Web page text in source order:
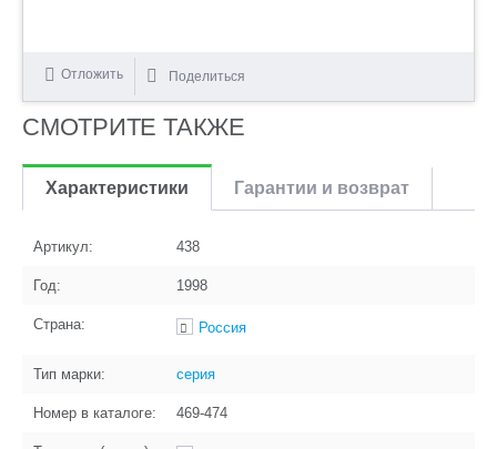
Отложить Поделиться
СМОТРИТЕ ТАКЖЕ
Характеристики Гарантии и возврат
Артикул: 438
Год: 1998
Страна: Россия
Тип марки: серия
Номер в каталоге: 469-474